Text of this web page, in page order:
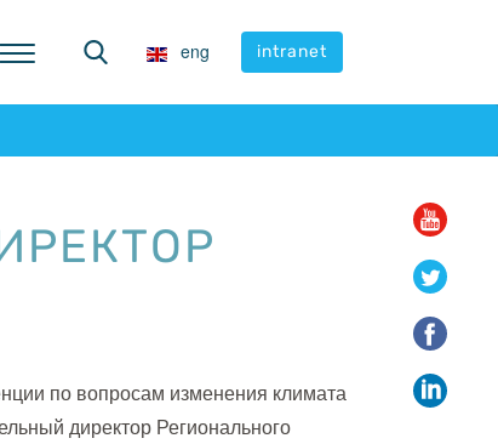
eng intranet
eng intranet
по вопросам изменения климата
директор Регионального